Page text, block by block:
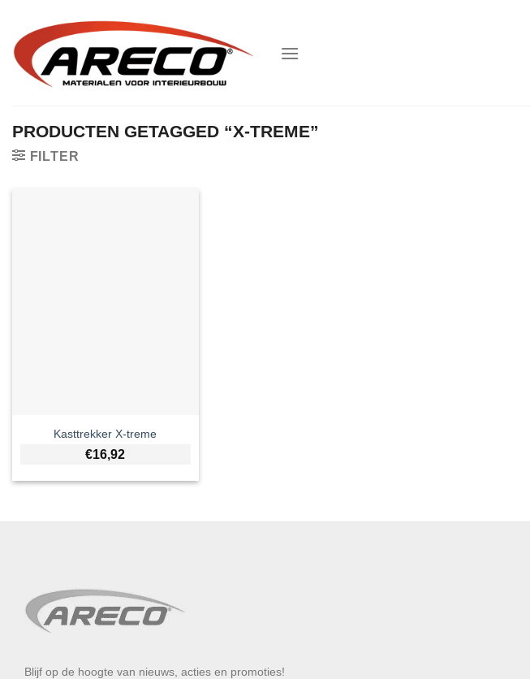
inhoud
PRODUCTEN GETAGGED “X-TREME”
FILTER
Kasttrekker X-treme
€16,92
Blijf op de hoogte van nieuws, acties en promoties!